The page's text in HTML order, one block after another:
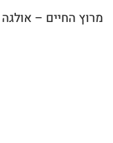
מרוץ החיים –